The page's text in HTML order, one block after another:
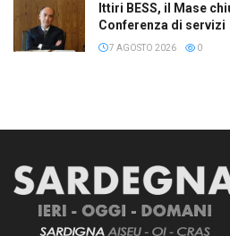
Ittiri BESS, il Mase
Conferenza di servizi
7 AGOSTO 2026 0